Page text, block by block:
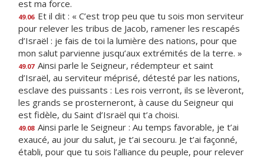
est ma force.
49.06 Et il dit : « C’est trop peu que tu sois mon serviteur
pour relever les tribus de Jacob, ramener les rescapés
d’Israël : je fais de toi la lumière des nations, pour que
mon salut parvienne jusqu’aux extrémités de la terre. »
49.07 Ainsi parle le Seigneur, rédempteur et saint
d’Israël, au serviteur méprisé, détesté par les nations,
esclave des puissants : Les rois verront, ils se lèveront,
les grands se prosterneront, à cause du Seigneur qui
est fidèle, du Saint d’Israël qui t’a choisi.
49.08 Ainsi parle le Seigneur : Au temps favorable, je t’ai
exaucé, au jour du salut, je t’ai secouru. Je t’ai façonné,
établi, pour que tu sois l’alliance du peuple, pour relever